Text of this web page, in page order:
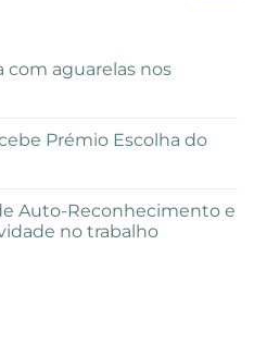
com aguarelas nos
Prémio Escolha do
Auto-Reconhecimento e
no trabalho